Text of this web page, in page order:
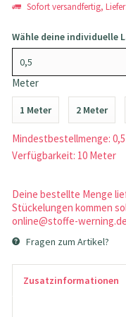
Sofort versandfertig,
Wähle deine individuelle
Meter
1 Meter 2 Meter
Mindestbestellmenge:
Verfügbarkeit: 10 Meter
Deine bestellte Menge
Stückelungen kommen
online@stoffe-werning.de
Fragen zum Artikel?
Zusatzinformationen